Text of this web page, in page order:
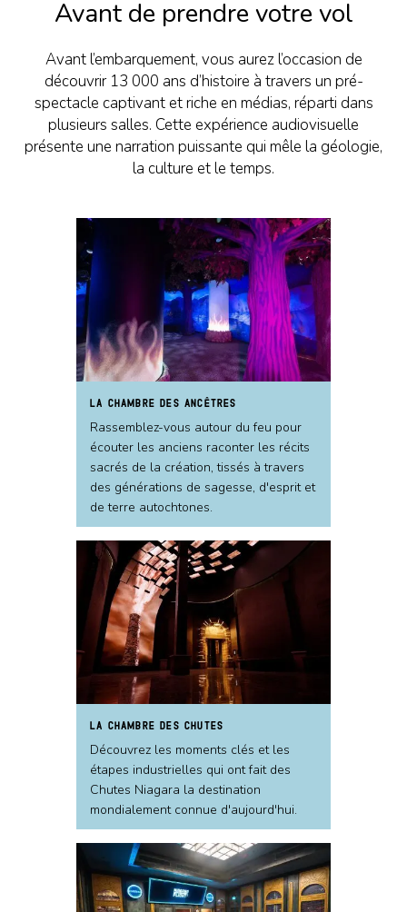
Avant de prendre votre vol
Avant l’embarquement, vous aurez l’occasion de
découvrir 13 000 ans d’histoire à travers un pré-
spectacle captivant et riche en médias, réparti dans
plusieurs salles. Cette expérience audiovisuelle
présente une narration puissante qui mêle la géologie,
la culture et le temps.
LA CHAMBRE DES ANCÊTRES
Rassemblez-vous autour du feu pour
écouter les anciens raconter les récits
sacrés de la création, tissés à travers
des générations de sagesse, d'esprit et
de terre autochtones.
LA CHAMBRE DES CHUTES
Découvrez les moments clés et les
étapes industrielles qui ont fait des
Chutes Niagara la destination
mondialement connue d'aujourd'hui.